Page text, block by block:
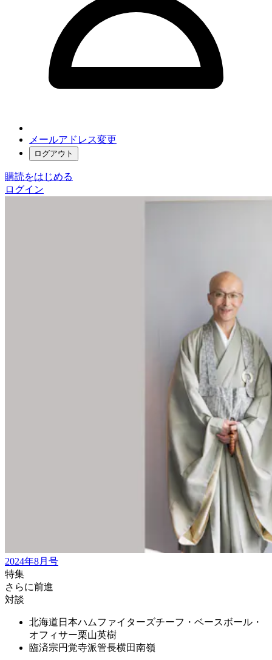
メールアドレス変更
ログアウト
購読をはじめる
ログイン
2024年8月号
特集
さらに前進
対談
北海道日本ハムファイターズチーフ・ベースボール・
オフィサー栗山英樹
臨済宗円覚寺派管長横田南嶺